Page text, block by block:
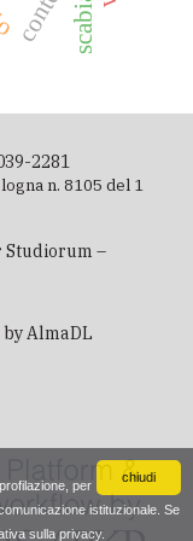
chiudi
per
istituzionale. Se
sulla privacy.
scabia
2281
n. 8105 del 1
–
AlmaDL